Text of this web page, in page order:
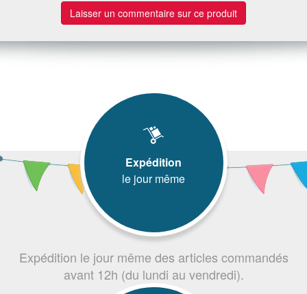
Laisser un commentaire sur ce produit
Expédition
le jour même
Expédition le jour même des articles commandés
avant 12h (du lundi au vendredi).